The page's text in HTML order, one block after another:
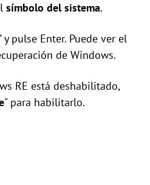
símbolo del sistema.
y pulse Enter. Puede ver el
de Windows.
RE está deshabilitado,
" para habilitarlo.